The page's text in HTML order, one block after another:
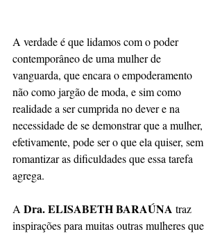
A verdade é que lidamos com o poder
contemporâneo de uma mulher de
vanguarda, que encara o empoderamento
não como jargão de moda, e sim como
realidade a ser cumprida no dever e na
necessidade de se demonstrar que a mulher,
efetivamente, pode ser o que ela quiser, sem
romantizar as dificuldades que essa tarefa
agrega.
A Dra. ELISABETH BARAÚNA traz
inspirações para muitas outras mulheres que